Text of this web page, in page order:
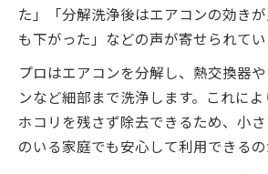
た」「分解洗浄後はエアコンの効き
も下がった」などの声が寄せられてい
プロはエアコンを分解し、熱交換器
ンなど細部まで洗浄します。これに
ホコリを残さず除去できるため、小
のいる家庭でも安心して利用できるの